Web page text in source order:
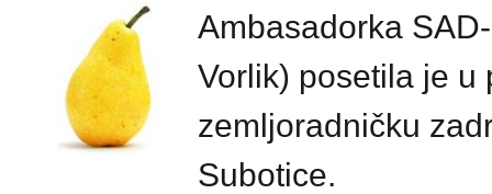
Ambasadorka
Vorlik) posetila je u
zemljoradničku
Subotice.